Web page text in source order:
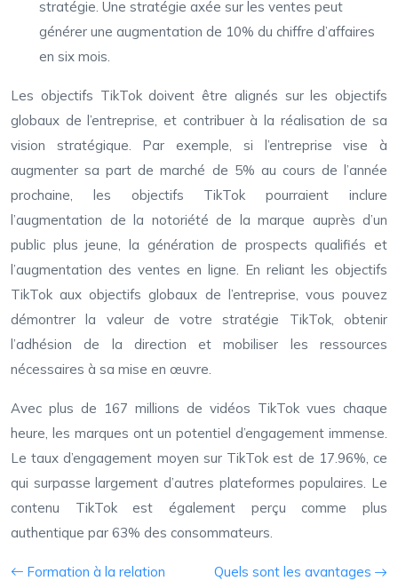
stratégie. Une stratégie axée sur les ventes peut
générer une augmentation de 10% du chiffre d’affaires
en six mois.
Les objectifs TikTok doivent être alignés sur les objectifs
globaux de l’entreprise, et contribuer à la réalisation de sa
vision stratégique. Par exemple, si l’entreprise vise à
augmenter sa part de marché de 5% au cours de l’année
prochaine, les objectifs TikTok pourraient inclure
l’augmentation de la notoriété de la marque auprès d’un
public plus jeune, la génération de prospects qualifiés et
l’augmentation des ventes en ligne. En reliant les objectifs
TikTok aux objectifs globaux de l’entreprise, vous pouvez
démontrer la valeur de votre stratégie TikTok, obtenir
l’adhésion de la direction et mobiliser les ressources
nécessaires à sa mise en œuvre.
Avec plus de 167 millions de vidéos TikTok vues chaque
heure, les marques ont un potentiel d’engagement immense.
Le taux d’engagement moyen sur TikTok est de 17.96%, ce
qui surpasse largement d’autres plateformes populaires. Le
contenu TikTok est également perçu comme plus
authentique par 63% des consommateurs.
Formation à la relation
Quels sont les avantages